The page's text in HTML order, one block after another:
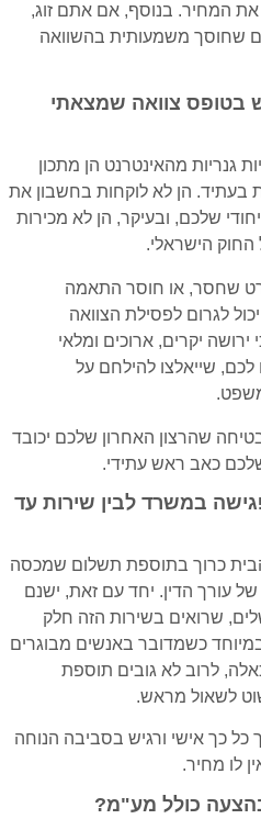
את המחיר. בנוסף, אם אתם זוג,
שחוסך משמעותית בהשוואה
צוואה שמצאתי
גנריות מהאינטרנט הן מתכון
בעתיד. הן לא לוקחות בחשבון את
שלכם, ובעיקר, הן לא מכירות
החוק הישראלי.
שחסר, או חוסר התאמה
לגרום לפסילת הצוואה
יקרים, ארוכים ומלאי
לכם, שייאלצו להילחם על
שהרצון האחרון שלכם יכובד
כאב ראש עתידי.
במשרד לבין שירות עד
כרוך בתוספת תשלום שמכסה
עורך הדין. יחד עם זאת, ישנם
שרואים בשירות הזה חלק
כשמדובר באנשים מבוגרים
לרוב לא גובים תוספת
לשאול מראש.
כל כך אישי ורגיש בסביבה הנוחה
לו מחיר.
כולל מע"מ?